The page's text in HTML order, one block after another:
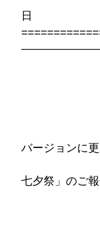
日
◇「季
バージョンに
◇平成
七夕祭」のご
◇東